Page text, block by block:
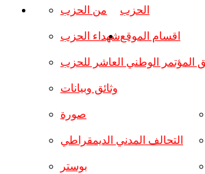
الحزب من الحزب
شهداء الحزب
المؤتمر الوطني العاشر للحزب
وثائق وبيانات
اقسام الموقع
صورة
التحالف المدني الديمقراطي
بوستر